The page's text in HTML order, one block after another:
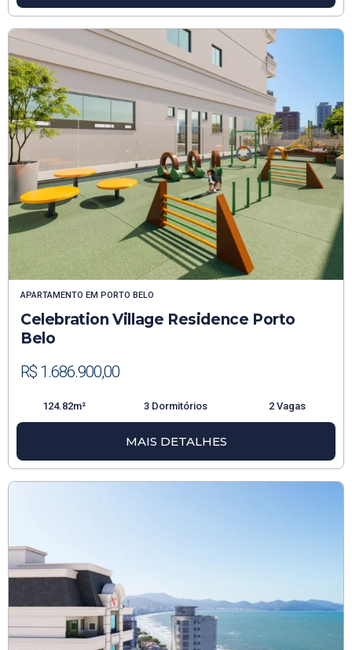
APARTAMENTO EM PORTO BELO
Celebration Village Residence Porto
Belo
R$ 1.686.900,00
124.82m² 3 Dormitórios 2 Vagas
MAIS DETALHES